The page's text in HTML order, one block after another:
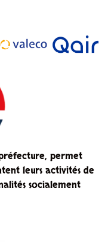
permet
leurs activités de
socialement